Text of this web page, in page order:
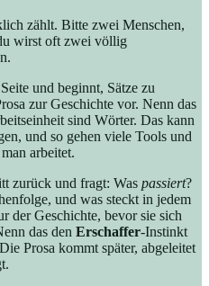
zählt. Bitte zwei Menschen,
wirst oft zwei völlig
und beginnt, Sätze zu
zur Geschichte vor. Nenn das
sind Wörter. Das kann
und so gehen viele Tools und
arbeitet.
zurück und fragt: Was passiert?
und was steckt in jedem
der Geschichte, bevor sie sich
das den Erschaffer-Instinkt
Prosa kommt später, abgeleitet